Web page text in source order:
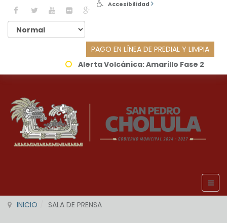
Accesibilidad
PAGO EN LÍNEA DE PREDIAL Y LIMPIA
Alerta Volcánica:Amarillo Fase 2
INICIO SALA DE PRENSA